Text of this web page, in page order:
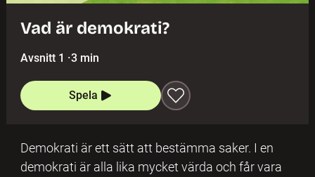
Vad är demokrati?
Avsnitt 1 ·3 min
Spela
Demokrati är ett sätt att bestämma saker. I en
demokrati är alla lika mycket värda och får vara